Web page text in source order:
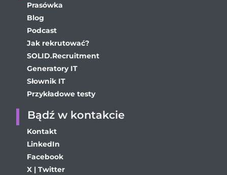
Prasówka
Blog
Podcast
Jak rekrutować?
SOLID.Recruitment
Generatory IT
Słownik IT
Przykładowe testy
Bądź w kontakcie
Kontakt
LinkedIn
Facebook
X | Twitter